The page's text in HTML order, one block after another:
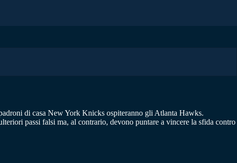
di casa New York Knicks ospiteranno gli Atlanta Hawks.
passi falsi ma, al contrario, devono puntare a vincere la sfida contro